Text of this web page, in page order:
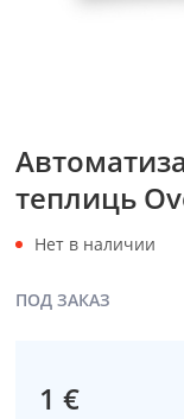
теплиць
Нет в наличии
ПОД ЗАКАЗ
1 €